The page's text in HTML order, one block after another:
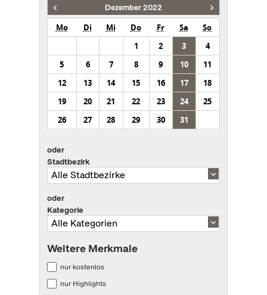
Dezember 2022
Mo Di Mi Do Fr Sa
So
1
2 3
4
5
6 7 8 9 10
11
12
13 14 15 16 17
18
19
20 21 22 23 24
25
26
27 28 29 30 31
oder
Stadtbezirk
oder
Kategorie
Weitere Merkmale
nur kostenlos
nur Highlights